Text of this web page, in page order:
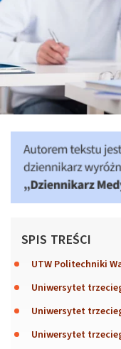
SPIS TREŚCI
UTW Politechniki
Uniwersytet
Uniwersytet
Uniwersytet